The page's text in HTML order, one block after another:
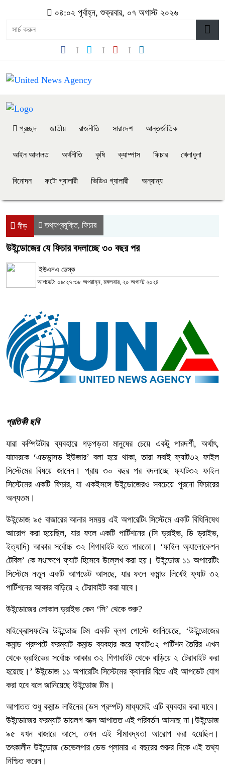
০৪:০২ পূর্বাহ্ন, শুক্রবার, ০৭ অগাস্ট ২০২৬
প্রচ্ছদ জাতীয় রাজনীতি সারাদেশ আন্তর্জাতিক
আইন আদালত অর্থনীতি কৃষি ক্যাম্পাস ফিচার খেলাধুলা
বিনোদন ফটো গ্যালারী ভিডিও গ্যালারী অন্যান্য
নীড় তথ্যপ্রযুক্তি, ফিচার
উইন্ডোজের যে ফিচার বদলাচ্ছে ৩০ বছর পর
ইউএনএ ডেস্ক
আপডেট: ০৯:২৭:৩৮ অপরাহ্ন, মঙ্গলবার, ২০ অগাস্ট ২০২৪
প্রতিকী ছবি
যারা কম্পিউটার ব্যবহারে গড়পড়তা মানুষের চেয়ে একটু পারদর্শী, অর্থাৎ,
যাদেরকে ‘এডভান্সড ইউজার’ বলা হয়ে থাকা, তারা সবাই ফ্যাট৩২ ফাইল
সিস্টেমের বিষয়ে জানেন। প্রায় ৩০ বছর পর বদলাচ্ছে ফ্যাট৩২ ফাইল
সিস্টেমের একটি ফিচার, যা একইসঙ্গে উইন্ডোজেরও সবচেয়ে পুরনো ফিচারের
অন্যতম।
উইন্ডোজ ৯৫ বাজারের আনার সময়য় এই অপারেটিং সিস্টেমে একটি বিধিনিষেধ
আরোপ করা হয়েছিল, যার ফলে একটি পার্টিশনের (সি ড্রাইভ, ডি ড্রাইভ,
ইত্যাদি) আকার সর্বোচ্চ ৩২ গিগাবাইট হতে পারতো। ‘ফাইল অ্যালোকেশন
টেবিল’ কে সংক্ষেপে ফ্যাট হিসেবে উল্লেখ করা হয়। উইন্ডোজ ১১ অপারেটিং
সিস্টেমে নতুন একটি আপডেট আসছে, যার ফলে কমান্ড লিখেই ফ্যাট ৩২
পার্টিশনের আকার বাড়িয়ে ২ টেরাবাইট করা যাবে।
উইন্ডোজের লোকাল ড্রাইভ কেন ‘সি’ থেকে শুরু?
মাইক্রোসফটের উইন্ডোজ টিম একটি ব্লগ পোস্টে জানিয়েছে, ‘উইন্ডোজের
কমান্ড প্রম্পটে ফরম্যাট কমান্ড ব্যবহার করে ফ্যাট৩২ পার্টিশন তৈরির এখন
থেকে ড্রাইভের সর্বোচ্চ আকার ৩২ গিগাবাইট থেকে বাড়িয়ে ২ টেরাবাইট করা
হয়েছে।’ উইন্ডোজ ১১ অপারেটিং সিস্টেমের ক্যানারি বিল্ডে এই আপডেট যোগ
করা হবে বলে জানিয়েছে উইন্ডোজ টিম।
আপাতত শুধু কমান্ড লাইনের (ডস প্রম্পট) মাধ্যমেই এটি ব্যবহার করা যাবে।
উইন্ডোজের ফরম্যাট ডায়লগ বক্সে আপাতত এই পরিবর্তন আসছে না।উইন্ডোজ
৯৫ যখন বাজারে আসে, তখন এই সীমাবদ্ধতা আরোপ করা হয়েছিল।
তৎকালীন উইন্ডোজ ডেভেলপার ডেভ প্লামার এ বছরের শুরুর দিকে এই তথ্য
নিশ্চিত করেন।